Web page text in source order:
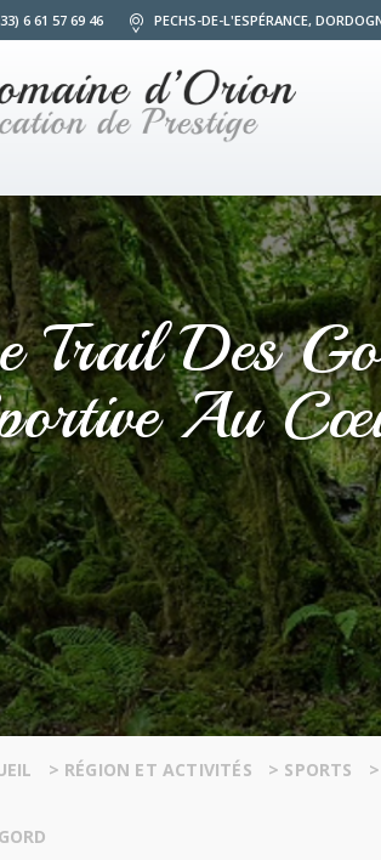
6 61 57 69 46 PECHS-DE-L'ESPÉRANCE,
Trail Des
Au
> RÉGION ET ACTIVITÉS > SPORTS >